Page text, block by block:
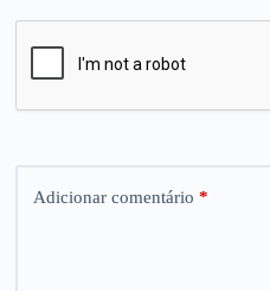
Adicionar comentário *